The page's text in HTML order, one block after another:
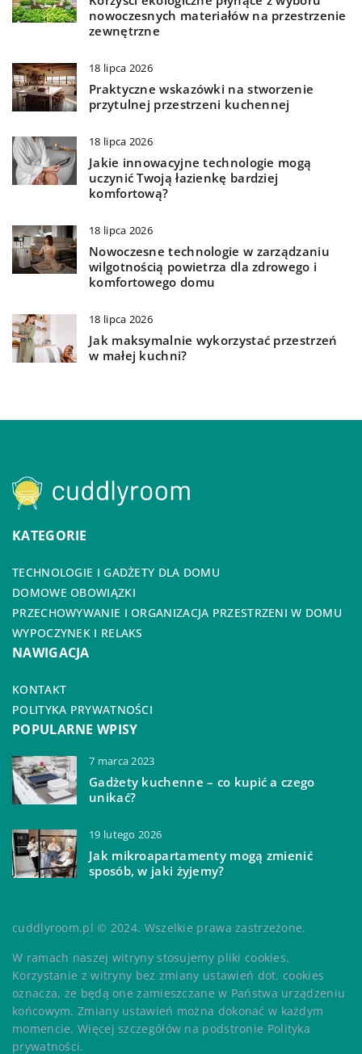
nowoczesnych materiałów na przestrzenie
zewnętrzne
18 lipca 2026
Praktyczne wskazówki na stworzenie
przytulnej przestrzeni kuchennej
18 lipca 2026
Jakie innowacyjne technologie mogą
uczynić Twoją łazienkę bardziej
komfortową?
18 lipca 2026
Nowoczesne technologie w zarządzaniu
wilgotnością powietrza dla zdrowego i
komfortowego domu
18 lipca 2026
Jak maksymalnie wykorzystać przestrzeń
w małej kuchni?
KATEGORIE
TECHNOLOGIE I GADŻETY DLA DOMU
DOMOWE OBOWIĄZKI
PRZECHOWYWANIE I ORGANIZACJA PRZESTRZENI W DOMU
WYPOCZYNEK I RELAKS
NAWIGACJA
KONTAKT
POLITYKA PRYWATNOŚCI
POPULARNE WPISY
7 marca 2023
Gadżety kuchenne – co kupić a czego
unikać?
19 lutego 2026
Jak mikroapartamenty mogą zmienić
sposób, w jaki żyjemy?
cuddlyroom.pl © 2024. Wszelkie prawa zastrzeżone.
W ramach naszej witryny stosujemy pliki cookies.
Korzystanie z witryny bez zmiany ustawień dot. cookies
oznacza, że będą one zamieszczane w Państwa urządzeniu
końcowym. Zmiany ustawień można dokonać w każdym
momencie. Więcej szczegółów na podstronie Polityka
prywatności.